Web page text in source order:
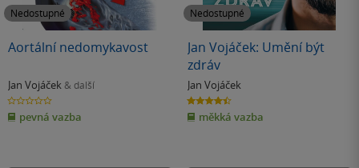
Nedostupné
Aortální nedomykavost
Jan Vojáček & další
0.0
z
5
hvězdiček
pevná vazba
Nedostupné
Jan Vojáček: Umění být
zdráv
Jan Vojáček
4.4
z
5
hvězdiček
měkká vazba